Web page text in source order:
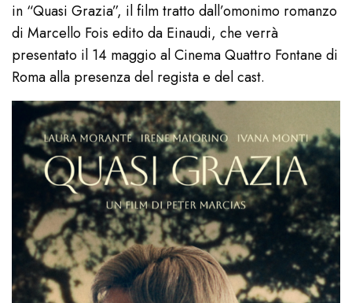
in “Quasi Grazia”, il film tratto dall’omonimo romanzo
di Marcello Fois edito da Einaudi, che verrà
presentato il 14 maggio al Cinema Quattro Fontane di
Roma alla presenza del regista e del cast.